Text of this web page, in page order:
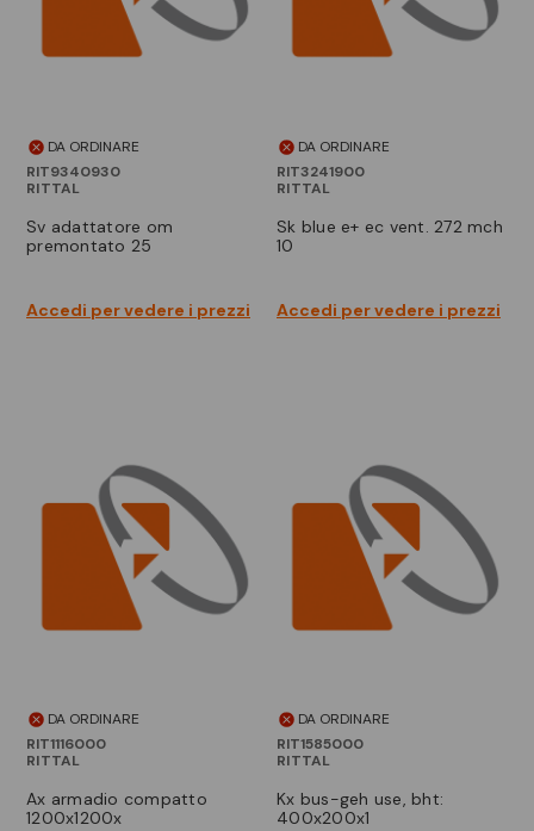
DA ORDINARE
RIT9340930
RITTAL
sv adattatore om
premontato 25
Accedi per vedere i prezzi
DA ORDINARE
RIT3241900
RITTAL
sk blue e+ ec vent. 272 mch
10
Accedi per vedere i prezzi
DA ORDINARE
RIT1116000
RITTAL
ax armadio compatto
1200x1200x
DA ORDINARE
RIT1585000
RITTAL
kx bus-geh use, bht:
400x200x1